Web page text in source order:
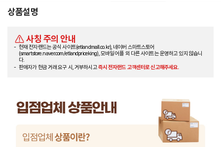
상품설명
사칭 주의 안내
현재 전자랜드는 공식 사이트(etlandmall.co.kr), 네이버 스마트스토어
(smartstore.naver.com/etlandpriceking), 모바일 어플 외 다른 사이트는 운영하고 있지 않습니
다.
판매자가 현금 거래 요구 시, 거부하시고즉시 전자랜드 고객센터로 신고해주세요.